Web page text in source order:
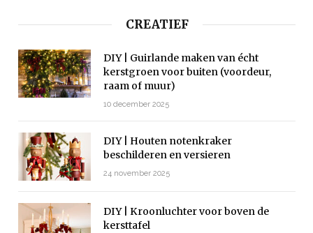
CREATIEF
DIY | Guirlande maken van écht
kerstgroen voor buiten (voordeur,
raam of muur)
10 december 2025
DIY | Houten notenkraker
beschilderen en versieren
24 november 2025
DIY | Kroonluchter voor boven de
kersttafel